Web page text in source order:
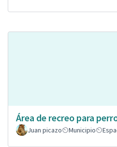
Área de recreo para
Juan picazo
Municipio